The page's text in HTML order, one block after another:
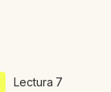
Lectura 7